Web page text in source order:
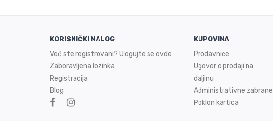
KORISNIČKI NALOG
Već ste registrovani? Ulogujte se ovde
Zaboravljena lozinka
Registracija
Blog
KUPOVINA
Prodavnice
Ugovor o prodaji na
daljinu
Administrativne zabrane
Poklon kartica